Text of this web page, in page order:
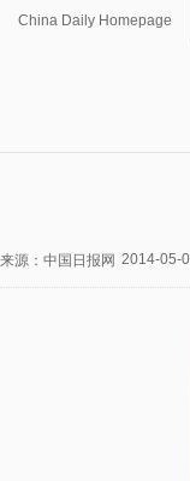
China Daily Homepage
来源：中国日报网 2014-05-